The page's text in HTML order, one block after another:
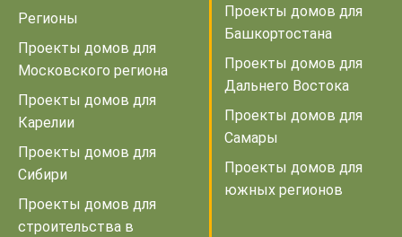
Регионы
Проекты домов для
Московского региона
Проекты домов для
Карелии
Проекты домов для
Сибири
Проекты домов для
строительства в
Проекты домов для
Башкортостана
Проекты домов для
Дальнего Востока
Проекты домов для
Самары
Проекты домов для
южных регионов